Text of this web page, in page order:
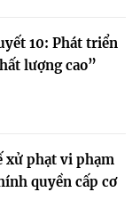
10: Phát triển
lượng cao”
xử phạt vi phạm
quyền cấp cơ